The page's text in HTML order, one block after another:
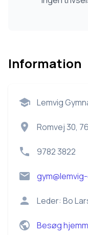
Information
Lemvig
Romvej 30,
9782 3822
Leder: Bo
Besøg